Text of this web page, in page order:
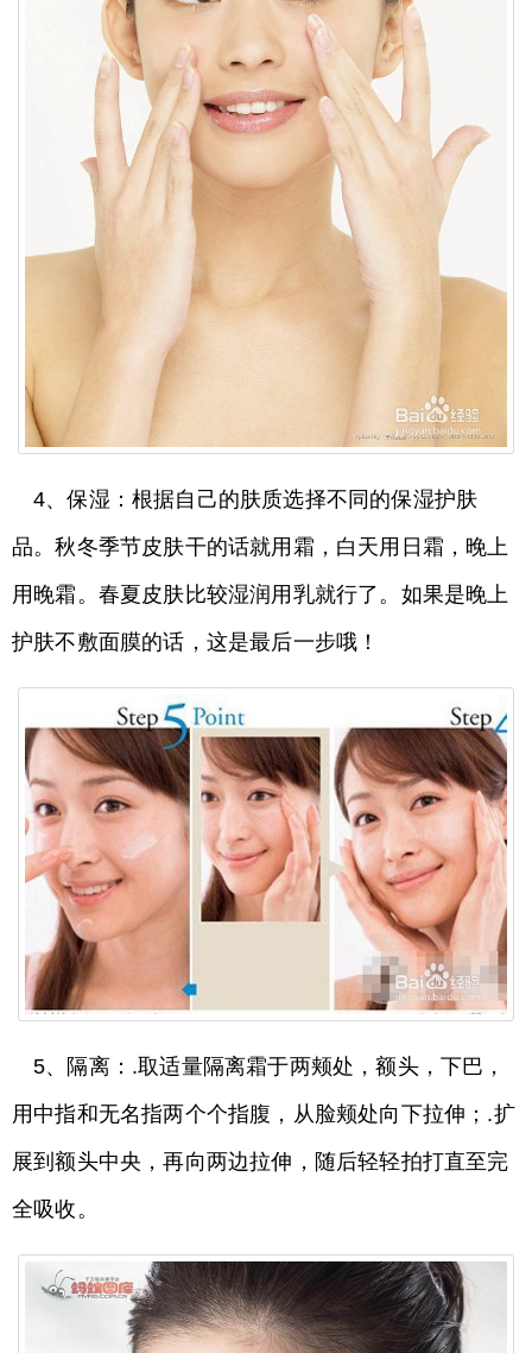
4、保湿：根据自己的肤质选择不同的保湿护肤
品。秋冬季节皮肤干的话就用霜，白天用日霜，晚上
用晚霜。春夏皮肤比较湿润用乳就行了。如果是晚上
护肤不敷面膜的话，这是最后一步哦！
5、隔离：.取适量隔离霜于两颊处，额头，下巴，
用中指和无名指两个个指腹，从脸颊处向下拉伸；.扩
展到额头中央，再向两边拉伸，随后轻轻拍打直至完
全吸收。